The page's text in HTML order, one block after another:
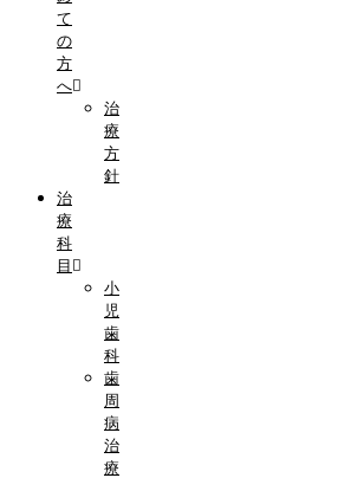
て
の
方
へ
治
療
方
針
治
療
科
目
小
児
歯
科
歯
周
病
治
療